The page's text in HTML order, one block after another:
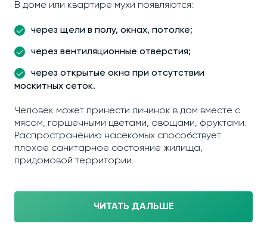
В доме или квартире мухи появляются:
через щели в полу, окнах, потолке;
через вентиляционные отверстия;
через открытые окна при отсутствии
москитных сеток.
Человек может принести личинок в дом вместе с
мясом, горшечными цветами, овощами, фруктами.
Распространению насекомых способствует
плохое санитарное состояние жилища,
придомовой территории.
ЧИТАТЬ ДАЛЬШЕ